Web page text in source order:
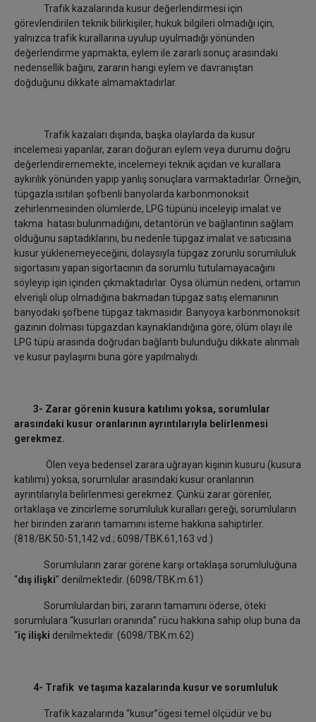
Trafik kazalarında kusur değerlendirmesi için
görevlendirilen teknik bilirkişiler, hukuk bilgileri olmadığı için,
yalnızca trafik kurallarına uyulup uyulmadığı yönünden
değerlendirme yapmakta, eylem ile zararlı sonuç arasındaki
nedensellik bağını, zararın hangi eylem ve davranıştan
doğduğunu dikkate almamaktadırlar.
Trafik kazaları dışında, başka olaylarda da kusur
incelemesi yapanlar, zararı doğuran eylem veya durumu doğru
değerlendirememekte, incelemeyi teknik açıdan ve kurallara
aykırılık yönünden yapıp yanlış sonuçlara varmaktadırlar. Örneğin,
tüpgazla ısıtılan şofbenli banyolarda karbonmonoksit
zehirlenmesinden ölümlerde, LPG tüpünü inceleyip imalat ve
takma hatası bulunmadığını, detantörün ve bağlantının sağlam
olduğunu saptadıklarını, bu nedenle tüpgaz imalat ve satıcısına
kusur yüklenemeyeceğini, dolaysıyla tüpgaz zorunlu sorumluluk
sigortasını yapan sigortacının da sorumlu tutulamayacağını
söyleyip işin içinden çıkmaktadırlar. Oysa ölümün nedeni, ortamın
elverişli olup olmadığına bakmadan tüpgaz satış elemanının
banyodaki şofbene tüpgaz takmasıdır. Banyoya karbonmonoksit
gazının dolması tüpgazdan kaynaklandığına göre, ölüm olayı ile
LPG tüpü arasında doğrudan bağlantı bulunduğu dikkate alınmalı
ve kusur paylaşımı buna göre yapılmalıydı.
3- Zarar görenin kusura katılımı yoksa, sorumlular
arasındaki kusur oranlarının ayrıntılarıyla belirlenmesi
gerekmez.
Ölen veya bedensel zarara uğrayan kişinin kusuru (kusura
katılımı) yoksa, sorumlular arasındaki kusur oranlarının
ayrıntılarıyla belirlenmesi gerekmez. Çünkü zarar görenler,
ortaklaşa ve zincirleme sorumluluk kuralları gereği, sorumluların
her birinden zararın tamamını isteme hakkına sahiptirler.
(818/BK.50-51,142 vd.; 6098/TBK.61,163 vd.)
Sorumluların zarar görene karşı ortaklaşa sorumluluğuna
“dış ilişki” denilmektedir. (6098/TBK.m.61)
Sorumlulardan biri, zararın tamamını öderse, öteki
sorumlulara “kusurları oranında” rücu hakkına sahip olup buna da
“iç ilişki denilmektedir. (6098/TBK.m.62)
4- Trafik ve taşıma kazalarında kusur ve sorumluluk
Trafik kazalarında “kusur”ögesi temel ölçüdür ve bu